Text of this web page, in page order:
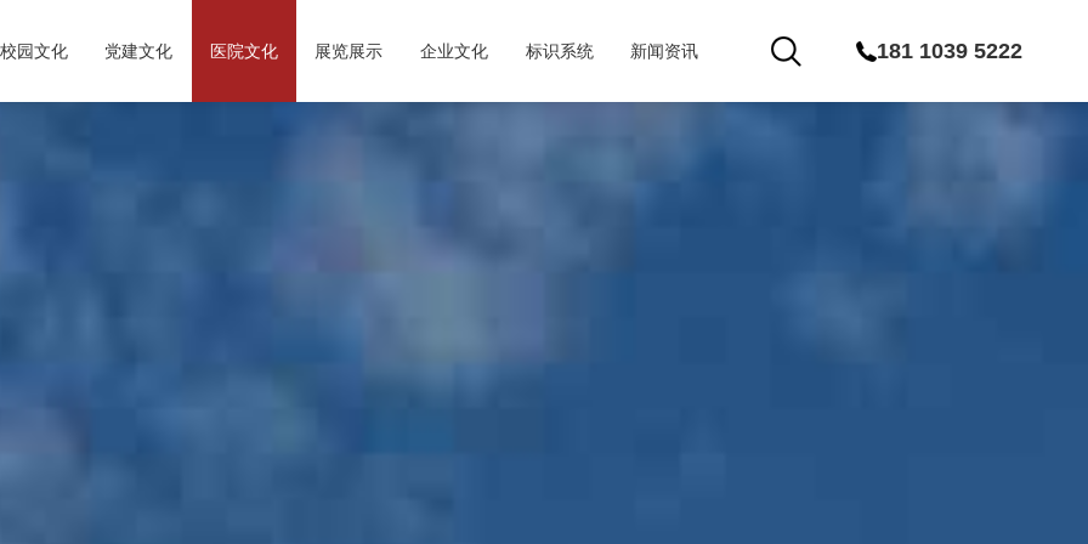
校园文化 党建文化 医院文化 展览展示 企业文化 标识系统 新闻资讯 181 1039 5222